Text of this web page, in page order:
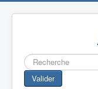
Rechercher
Valider